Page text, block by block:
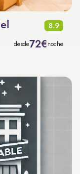
8.9
desde72€noche